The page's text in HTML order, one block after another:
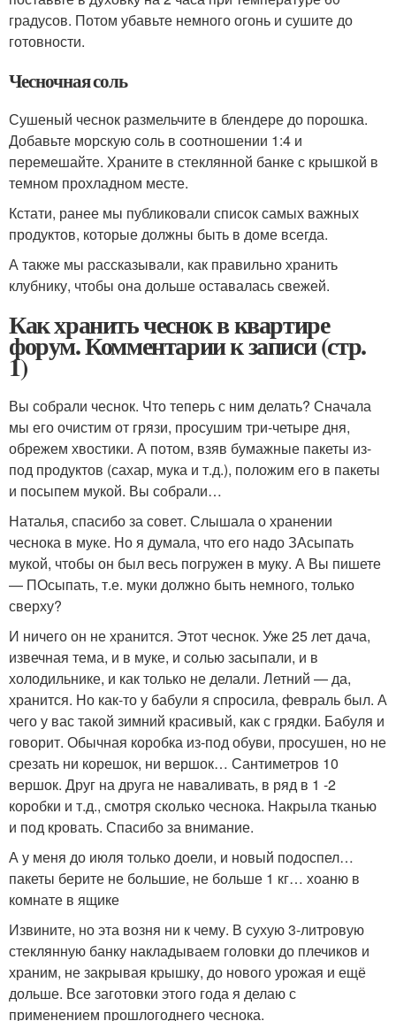
градусов. Потом убавьте немного огонь и сушите до
готовности.
Чесночная соль
Сушеный чеснок размельчите в блендере до порошка.
Добавьте морскую соль в соотношении 1:4 и
перемешайте. Храните в стеклянной банке с крышкой в
темном прохладном месте.
Кстати, ранее мы публиковали список самых важных
продуктов, которые должны быть в доме всегда.
А также мы рассказывали, как правильно хранить
клубнику, чтобы она дольше оставалась свежей.
Как хранить чеснок в квартире
форум. Комментарии к записи (стр.
1)
Вы собрали чеснок. Что теперь с ним делать? Сначала
мы его очистим от грязи, просушим три-четыре дня,
обрежем хвостики. А потом, взяв бумажные пакеты из-
под продуктов (сахар, мука и т.д.), положим его в пакеты
и посыпем мукой. Вы собрали…
Наталья, спасибо за совет. Слышала о хранении
чеснока в муке. Но я думала, что его надо ЗАсыпать
мукой, чтобы он был весь погружен в муку. А Вы пишете
— ПОсыпать, т.е. муки должно быть немного, только
сверху?
И ничего он не хранится. Этот чеснок. Уже 25 лет дача,
извечная тема, и в муке, и солью засыпали, и в
холодильнике, и как только не делали. Летний — да,
хранится. Но как-то у бабули я спросила, февраль был. А
чего у вас такой зимний красивый, как с грядки. Бабуля и
говорит. Обычная коробка из-под обуви, просушен, но не
срезать ни корешок, ни вершок… Сантиметров 10
вершок. Друг на друга не наваливать, в ряд в 1 -2
коробки и т.д., смотря сколько чеснока. Накрыла тканью
и под кровать. Спасибо за внимание.
А у меня до июля только доели, и новый подоспел…
пакеты берите не большие, не больше 1 кг… хоаню в
комнате в ящике
Извините, но эта возня ни к чему. В сухую 3-литровую
стеклянную банку накладываем головки до плечиков и
храним, не закрывая крышку, до нового урожая и ещё
дольше. Все заготовки этого года я делаю с
применением прошлогоднего чеснока.